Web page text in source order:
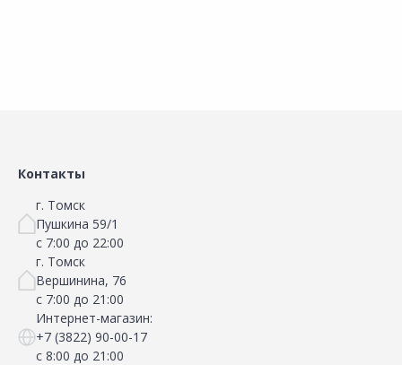
Контакты
г. Томск
Пушкина 59/1
с 7:00 до 22:00
г. Томск
Вершинина, 76
с 7:00 до 21:00
Интернет-магазин:
+7 (3822) 90-00-17
с 8:00 до 21:00